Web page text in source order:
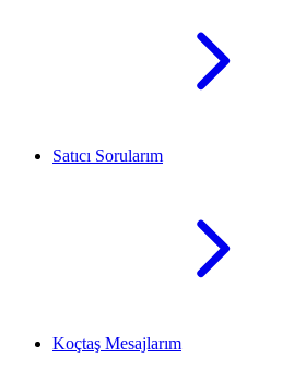
Satıcı Sorularım
Koçtaş Mesajlarım